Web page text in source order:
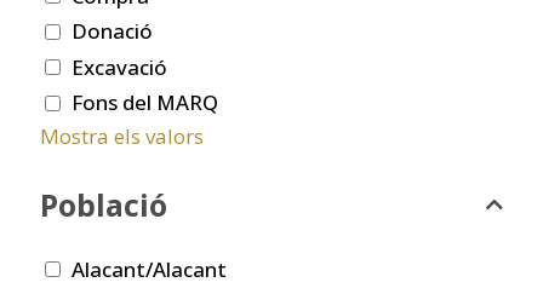
Donació
Excavació
Fons del MARQ
Mostra els valors
Població
Alacant/Alacant